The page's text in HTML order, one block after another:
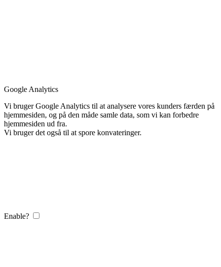
Google Analytics
Vi bruger Google Analytics til at analysere vores kunders færden på
hjemmesiden, og på den måde samle data, som vi kan forbedre
hjemmesiden ud fra.
Vi bruger det også til at spore konvateringer.
Enable?